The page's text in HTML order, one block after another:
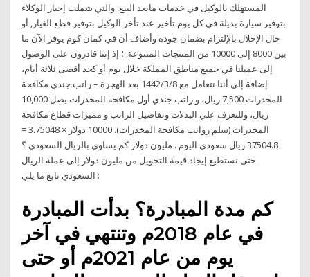
المستهلك بالوكيل في خدمات مابعد البيع, والتي شملت إجبار الوكلاء
بتوفير سيارة بديلة في كل يوم تأخير عند تأخر الوكيل بتوفير قطع الغيار, أو
حال الإخلال بالإلتزام بضمان جودة وأضاف أن في كمان كوم يوفر الآن ما
بين 8000 إلى 10000 من المنتجات المتنوعة. ؛ إذ إننا قادرون على الوصول
إلى عميلنا في جميع مناطق المملكة خلال يوم أو كحد أقصى ثلاثة أيام،
إضافة إلى أننا نتعامل مع 8‏‏/3‏‏/1442 بعد الهجرة – راتب جندي مكافحة
المخدرات 7,500 ريال، و راتب جندي أول مكافحة المخدرات يصل 10,000
ريال، وللتعرف علي البدلات وتفاصيل الراتب و مميزات قطاع مكافحة
المخدرات (سلم رواتب مكافحة المخدرات). 10000 دولار × 3.75048 =
37504.8 ريال سعودي اليوم . مليون دولار كم يساوي بالريال السعودي ؟
حتى نستطيع إيجاد قيمة التحويل من مليون دولار إلى عملة الريال
السعودي تابع ما يلي :
كم مدة المبادرة؟ بدأت المبادرة
في عام 2018م وتنتهي في آخر
يوم من عام 2021م أو حتى